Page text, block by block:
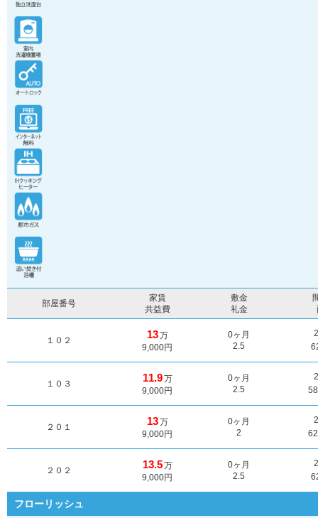
部屋番号
家賃
共益費
敷金
礼金
１０２ 13万
9,000円
0ヶ月
2.5
１０３ 11.9万
9,000円
0ヶ月
2.5
２０１ 13万
9,000円
0ヶ月
2
２０２ 13.5万
9,000円
0ヶ月
2.5
フローリッシュ